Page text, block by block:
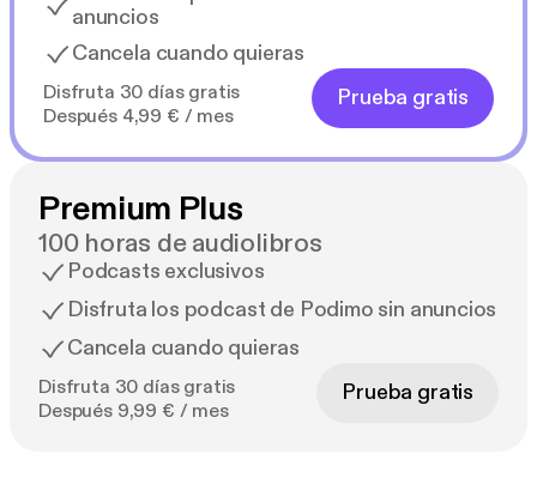
anuncios
Cancela cuando quieras
Disfruta 30 días gratis
Después 4,99 € / mes
Prueba gratis
Premium Plus
100 horas de audiolibros
Podcasts exclusivos
Disfruta los podcast de Podimo sin anuncios
Cancela cuando quieras
Disfruta 30 días gratis
Después 9,99 € / mes
Prueba gratis